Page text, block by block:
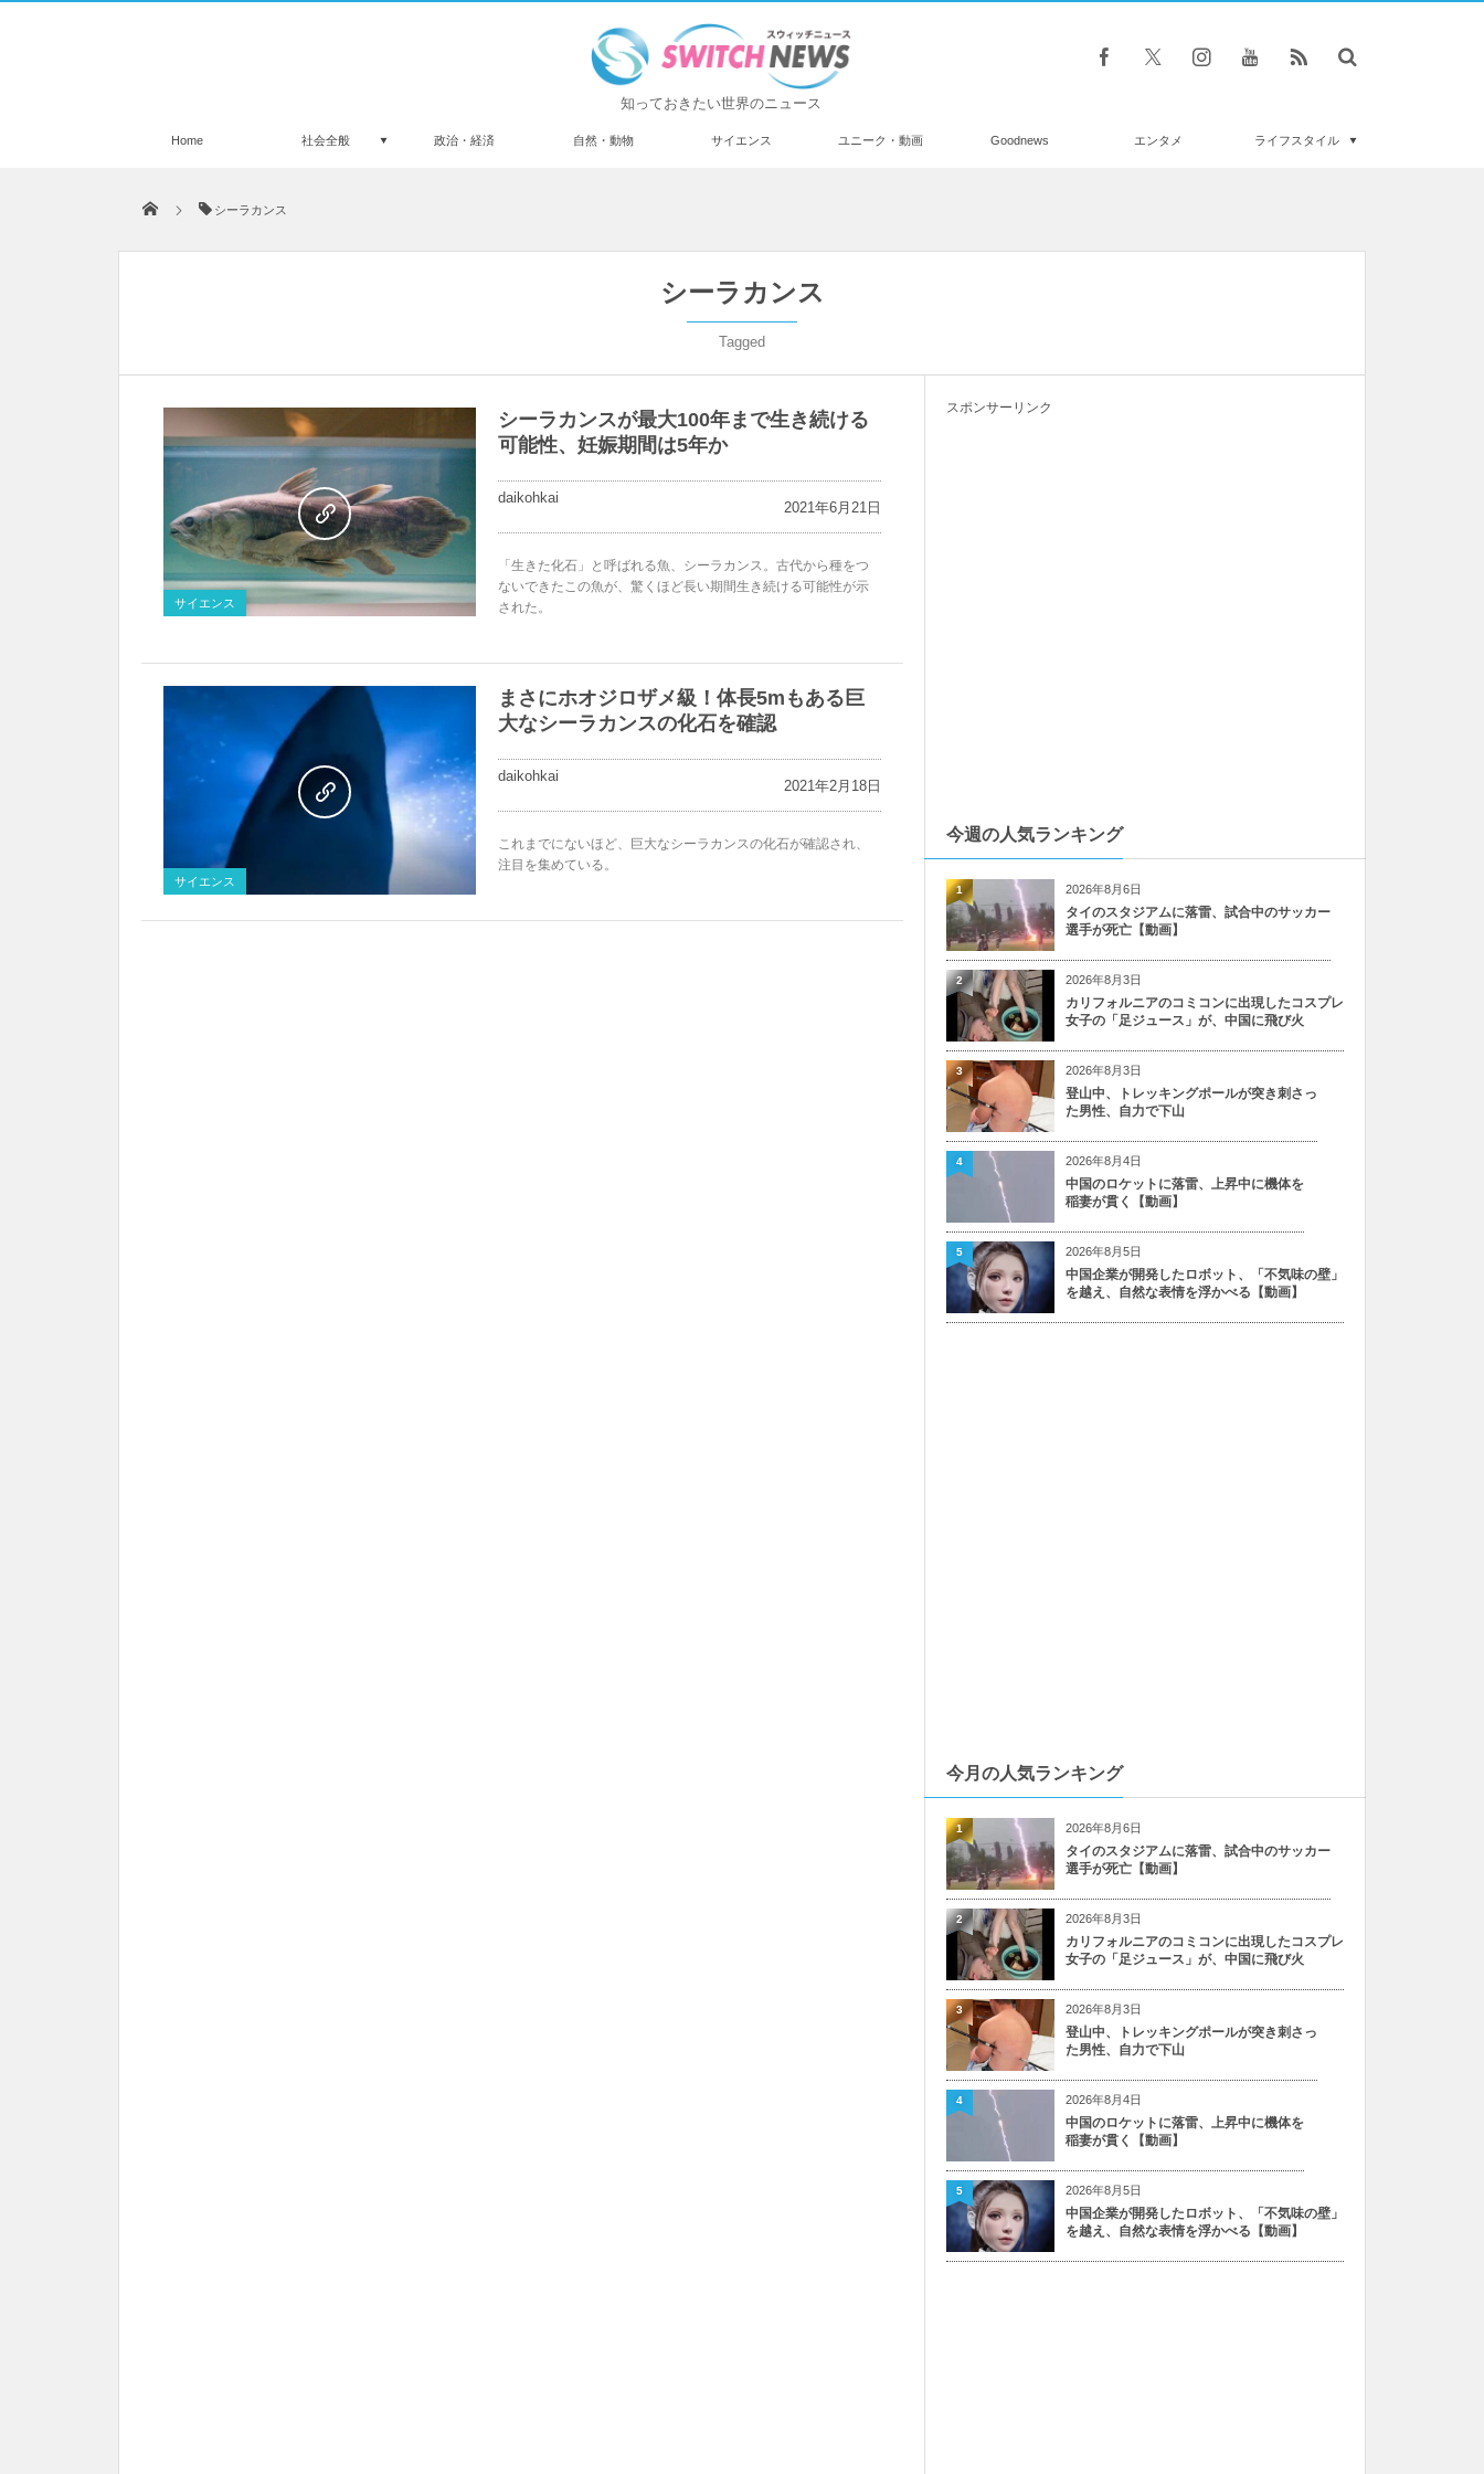
知っておきたい世界のニュース
Home 社会全般 政治・経済 自然・動物 サイエンス ユニーク・動画 Goodnews エンタメ ライフスタイル
シーラカンス
シーラカンス
Tagged
サイエンス
シーラカンスが最大100年まで生き続ける
可能性、妊娠期間は5年か
daikohkai
2021年6月21日
「生きた化石」と呼ばれる魚、シーラカンス。古代から種をつ
ないできたこの魚が、驚くほど長い期間生き続ける可能性が示
された。
サイエンス
まさにホオジロザメ級！体長5mもある巨
大なシーラカンスの化石を確認
daikohkai
2021年2月18日
これまでにないほど、巨大なシーラカンスの化石が確認され、
注目を集めている。
スポンサーリンク
今週の人気ランキング
2026年8月6日
タイのスタジアムに落雷、試合中のサッカー
選手が死亡【動画】
1
2026年8月3日
カリフォルニアのコミコンに出現したコスプレ
女子の「足ジュース」が、中国に飛び火
2
2026年8月3日
登山中、トレッキングポールが突き刺さっ
た男性、自力で下山
3
2026年8月4日
中国のロケットに落雷、上昇中に機体を
稲妻が貫く【動画】
4
2026年8月5日
中国企業が開発したロボット、「不気味の壁」
を越え、自然な表情を浮かべる【動画】
5
今月の人気ランキング
2026年8月6日
タイのスタジアムに落雷、試合中のサッカー
選手が死亡【動画】
1
2026年8月3日
カリフォルニアのコミコンに出現したコスプレ
女子の「足ジュース」が、中国に飛び火
2
2026年8月3日
登山中、トレッキングポールが突き刺さっ
た男性、自力で下山
3
2026年8月4日
中国のロケットに落雷、上昇中に機体を
稲妻が貫く【動画】
4
2026年8月5日
中国企業が開発したロボット、「不気味の壁」
を越え、自然な表情を浮かべる【動画】
5